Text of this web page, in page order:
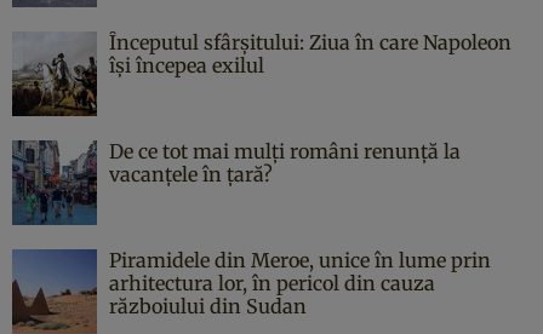
Începutul sfârşitului: Ziua în care Napoleon
îşi începea exilul
De ce tot mai mulți români renunță la
vacanțele în țară?
Piramidele din Meroe, unice în lume prin
arhitectura lor, în pericol din cauza
războiului din Sudan